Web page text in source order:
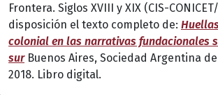
Frontera. Siglos XVIII y XIX (CIS-
disposición el texto completo de:
colonial en las narrativas fundacionales
surBuenos Aires, Sociedad Argentina
2018. Libro digital.